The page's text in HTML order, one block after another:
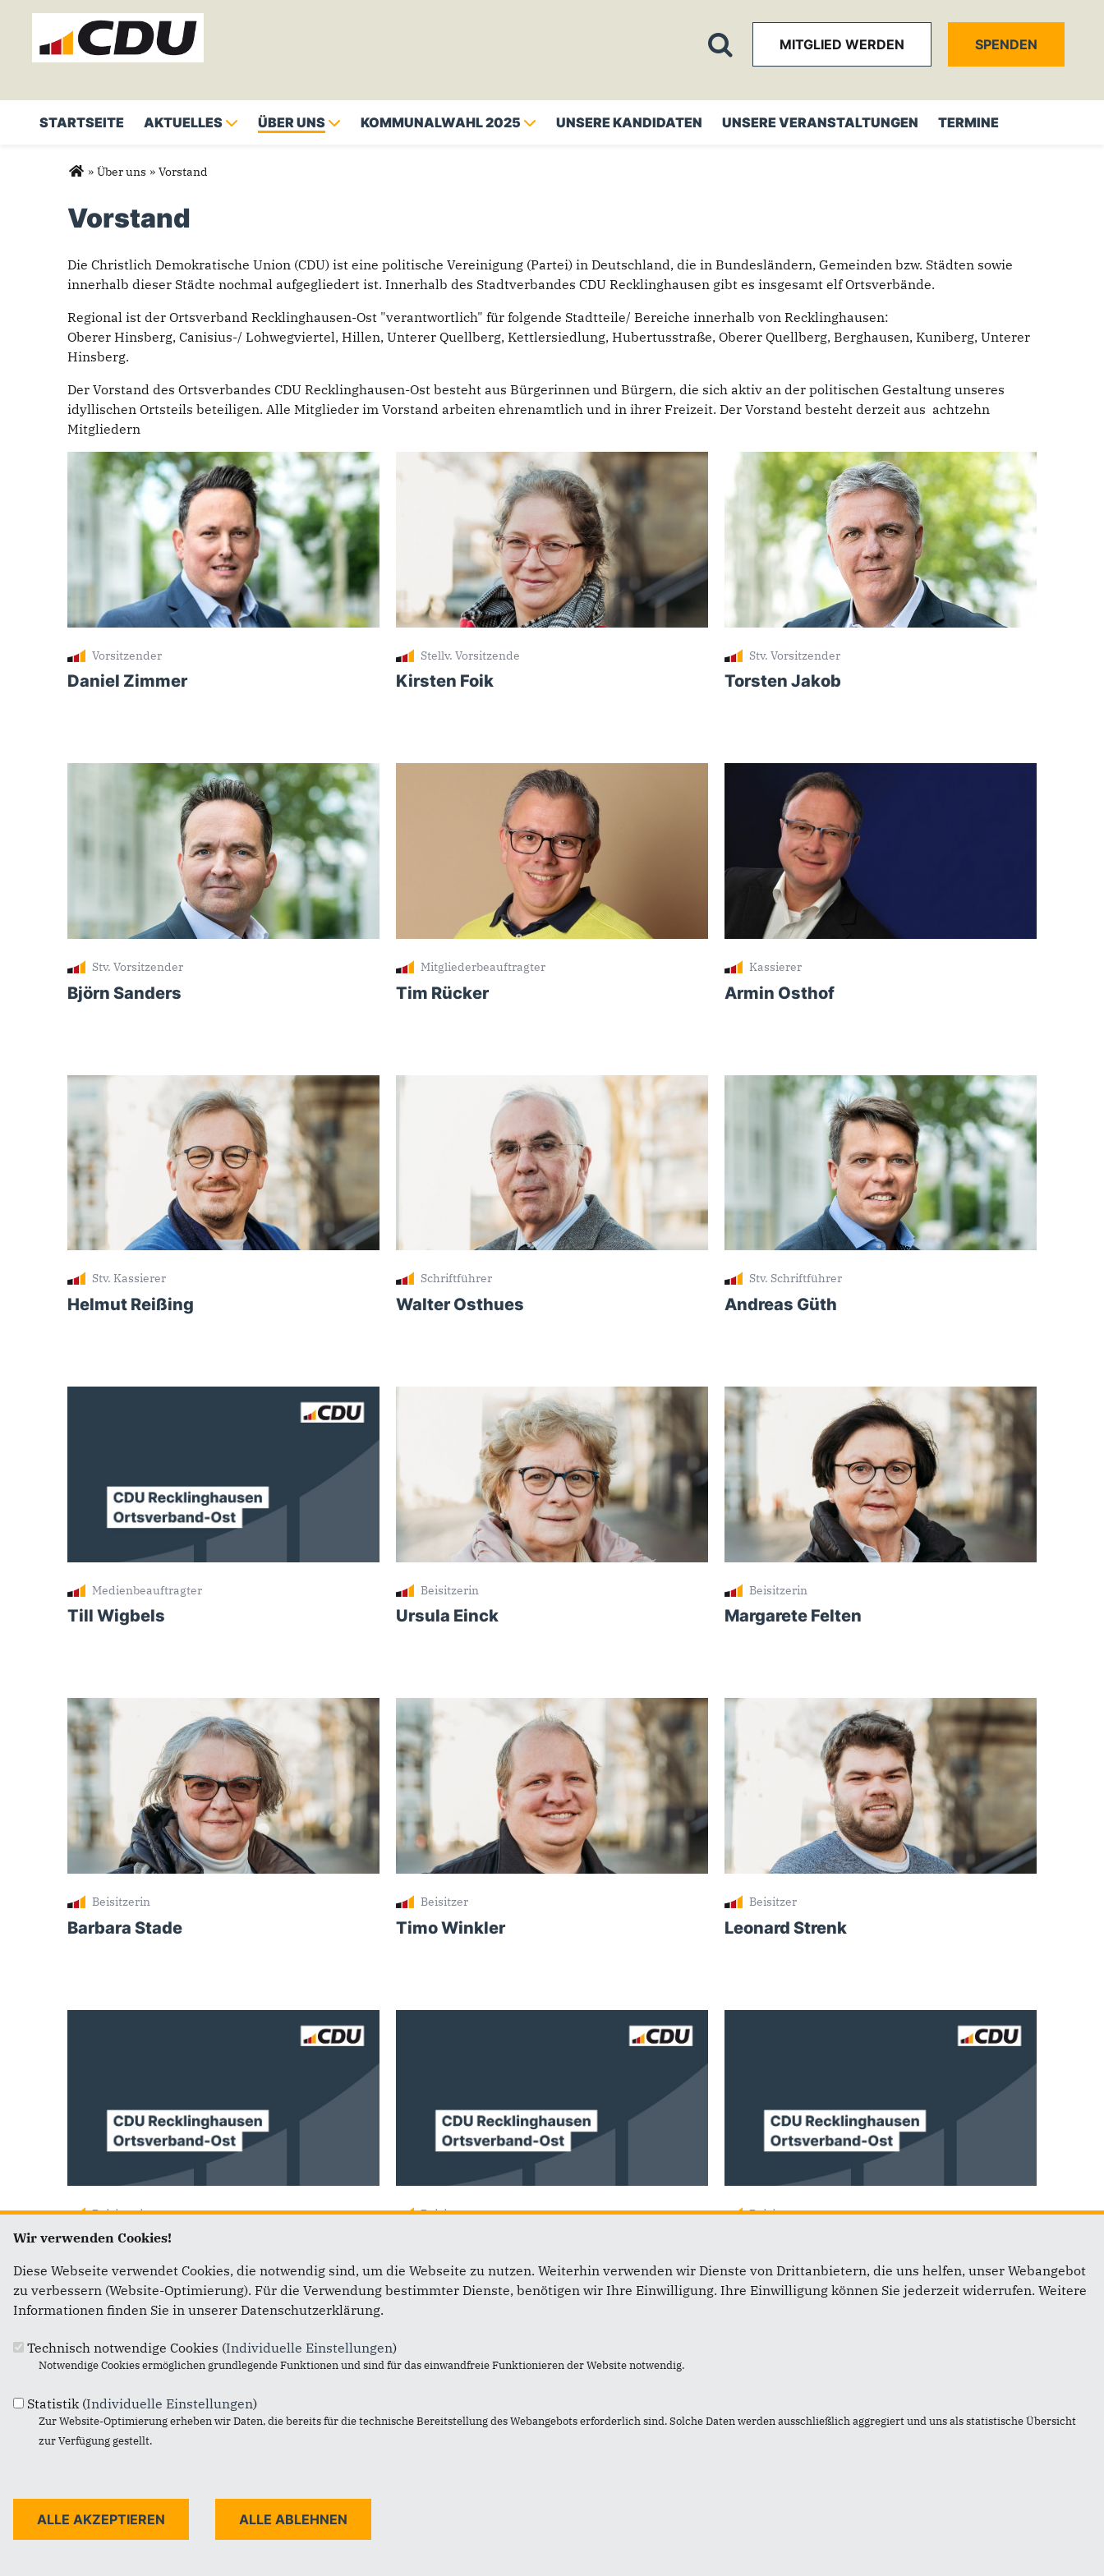
MITGLIED WERDEN SPENDEN
STARTSEITE AKTUELLES ÜBER UNS KOMMUNALWAHL 2025 UNSERE KANDIDATEN UNSERE VERANSTALTUNGEN TERMINE
Sie sind hier
» Über uns » Vorstand
Vorstand
Die Christlich Demokratische Union (CDU) ist eine politische Vereinigung (Partei) in Deutschland, die in Bundesländern, Gemeinden bzw. Städten sowie
innerhalb dieser Städte nochmal aufgegliedert ist. Innerhalb des Stadtverbandes CDU Recklinghausen gibt es insgesamt elf Ortsverbände.
Regional ist der Ortsverband Recklinghausen-Ost "verantwortlich" für folgende Stadtteile/ Bereiche innerhalb von Recklinghausen:
Oberer Hinsberg, Canisius-/ Lohwegviertel, Hillen, Unterer Quellberg, Kettlersiedlung, Hubertusstraße, Oberer Quellberg, Berghausen, Kuniberg, Unterer
Hinsberg.
Der Vorstand des Ortsverbandes CDU Recklinghausen-Ost besteht aus Bürgerinnen und Bürgern, die sich aktiv an der politischen Gestaltung unseres
idyllischen Ortsteils beteiligen. Alle Mitglieder im Vorstand arbeiten ehrenamtlich und in ihrer Freizeit. Der Vorstand besteht derzeit aus achtzehn
Mitgliedern
Vorsitzender
Daniel Zimmer
Stellv. Vorsitzende
Kirsten Foik
Stv. Vorsitzender
Torsten Jakob
Stv. Vorsitzender
Björn Sanders
Mitgliederbeauftragter
Tim Rücker
Kassierer
Armin Osthof
Stv. Kassierer
Helmut Reißing
Schriftführer
Walter Osthues
Stv. Schriftführer
Andreas Güth
Medienbeauftragter
Till Wigbels
Beisitzerin
Ursula Einck
Beisitzerin
Margarete Felten
Beisitzerin
Barbara Stade
Beisitzer
Timo Winkler
Beisitzer
Leonard Strenk
Beisitzerin
Ines Sovic-Padovan
Beisitzer Beisitzer
Fußbereich
CDU Recklinghausen Ortsverband-Ost
45665
Telefon:+49 171 6994 347
CDU NRW
Impressum
Wir verwenden Cookies!
Diese Webseite verwendet Cookies, die notwendig sind, um die Webseite zu nutzen. Weiterhin verwenden wir Dienste von Drittanbietern, die uns helfen, unser Webangebot
zu verbessern (Website-Optimierung). Für die Verwendung bestimmter Dienste, benötigen wir Ihre Einwilligung. Ihre Einwilligung können Sie jederzeit widerrufen. Weitere
Informationen finden Sie in unserer Datenschutzerklärung.
Technisch notwendige Cookies (Individuelle Einstellungen)
Notwendige Cookies ermöglichen grundlegende Funktionen und sind für das einwandfreie Funktionieren der Website notwendig.
Statistik (Individuelle Einstellungen)
Zur Website-Optimierung erheben wir Daten, die bereits für die technische Bereitstellung des Webangebots erforderlich sind. Solche Daten werden ausschließlich aggregiert und uns als statistische Übersicht
zur Verfügung gestellt.